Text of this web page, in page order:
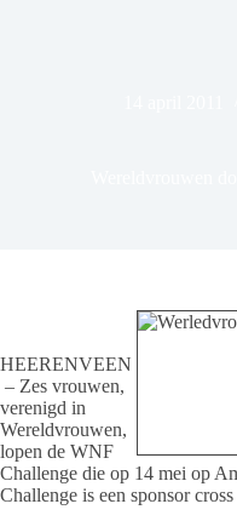
HEERENVEEN
– Zes vrouwen,
verenigd in
Wereldvrouwen,
lopen de WNF
Challenge die op 14 mei op
Challenge is een sponsor